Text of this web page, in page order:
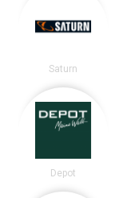
Saturn
Depot